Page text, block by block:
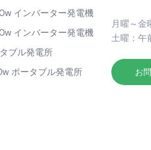
インバーター発電機
インバーター発電機
ブル発電所
ポータブル発電所
月曜～金
土曜：午
お